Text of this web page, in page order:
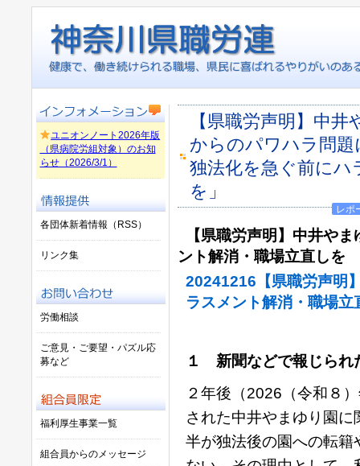
【県職労声明】中
からのパワハラ問
独法化を急ぐ前にハ
を」
レポ
【県職労声明】中井や
ント解消・職場立直しを
20241216【県職労声明
ラスメント解消・職場立
１ 新聞などで報じられ
２年後（2026（令和８
された中井やまゆり園
半が独法後の園への転
ユニオンノート2026年版
（県病院労組対象）のお知
らせ（2026/3/1）
各団体新着情報（RSS）
リンク集
労働相談
ご意見・ご要望・パズル応
募など
福利厚生事業一覧
組合員からのメッセージ